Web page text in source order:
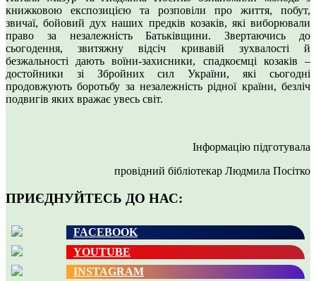
книжковою експозицією та розповіли про життя, побут,
звичаї, бойовий дух наших предків козаків, які виборювали
право за незалежність Батьківщини. Звертаючись до
сьогодення, звитяжну відсіч кривавій зухвалості й
безжальності дають воїни-захисники, спадкоємці козаків –
достойники зі Збройних сил України, які сьогодні
продовжують боротьбу за незалежність рідної країни, безліч
подвигів яких вражає увесь світ.
Інформацію підготувала
провідний бібліотекар Людмила Посітко
ПРИЄДНУЙТЕСЬ ДО НАС:
FACEBOOK
YOUTUBE
INSTAGRAM